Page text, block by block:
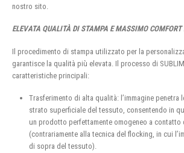
nostro sito.
ELEVATA QUALITÀ DI STAMPA E MASSIMO COMFORT
Il procedimento di stampa utilizzato per la
garantisce la qualità più elevata. Il processo di
caratteristiche principali:
Trasferimento di alta qualità: l’immagine penetra
strato superficiale del tessuto, consentendo in
un prodotto perfettamente omogeneo a contatto
(contrariamente alla tecnica del flocking, in cui
di sopra del tessuto).